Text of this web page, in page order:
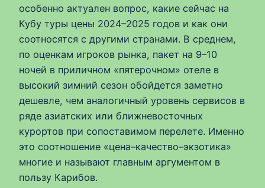
особенно актуален вопрос, какие сейчас на
Кубу туры цены 2024–2025 годов и как они
соотносятся с другими странами. В среднем,
по оценкам игроков рынка, пакет на 9–10
ночей в приличном «пятерочном» отеле в
высокий зимний сезон обойдется заметно
дешевле, чем аналогичный уровень сервисов в
ряде азиатских или ближневосточных
курортов при сопоставимом перелете. Именно
это соотношение «цена–качество–экзотика»
многие и называют главным аргументом в
пользу Карибов.